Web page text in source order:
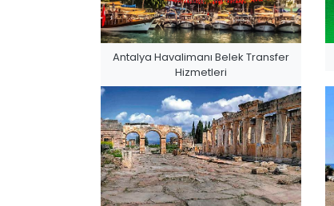
Antalya Havalimanı Belek Transfer
Hizmetleri